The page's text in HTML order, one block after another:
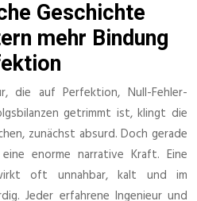
Geschichte
mehr Bindung
die auf Perfektion, Null-Fehler-
getrimmt ist, klingt die
zunächst absurd. Doch gerade
enorme narrative Kraft. Eine
oft unnahbar, kalt und im
Jeder erfahrene Ingenieur und